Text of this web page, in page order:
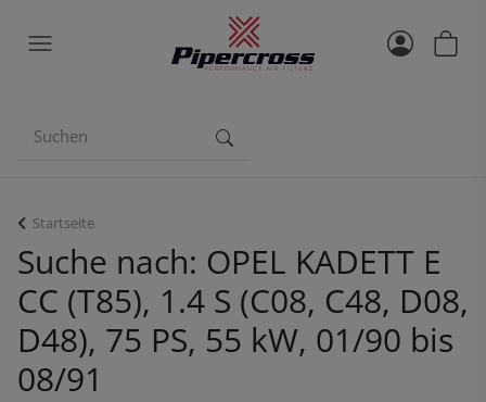
Startseite
Suche nach: OPEL KADETT E
CC (T85), 1.4 S (C08, C48, D08,
D48), 75 PS, 55 kW, 01/90 bis
08/91